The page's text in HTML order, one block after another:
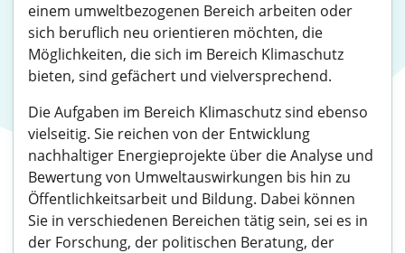
einem umweltbezogenen Bereich arbeiten oder
sich beruflich neu orientieren möchten, die
Möglichkeiten, die sich im Bereich Klimaschutz
bieten, sind gefächert und vielversprechend.
Die Aufgaben im Bereich Klimaschutz sind ebenso
vielseitig. Sie reichen von der Entwicklung
nachhaltiger Energieprojekte über die Analyse und
Bewertung von Umweltauswirkungen bis hin zu
Öffentlichkeitsarbeit und Bildung. Dabei können
Sie in verschiedenen Bereichen tätig sein, sei es in
der Forschung, der politischen Beratung, der